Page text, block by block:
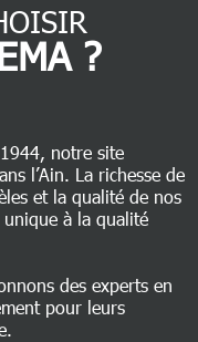
?
notre site
l’Ain. La richesse de
et la qualité de nos
à la qualité
des experts en
pour leurs